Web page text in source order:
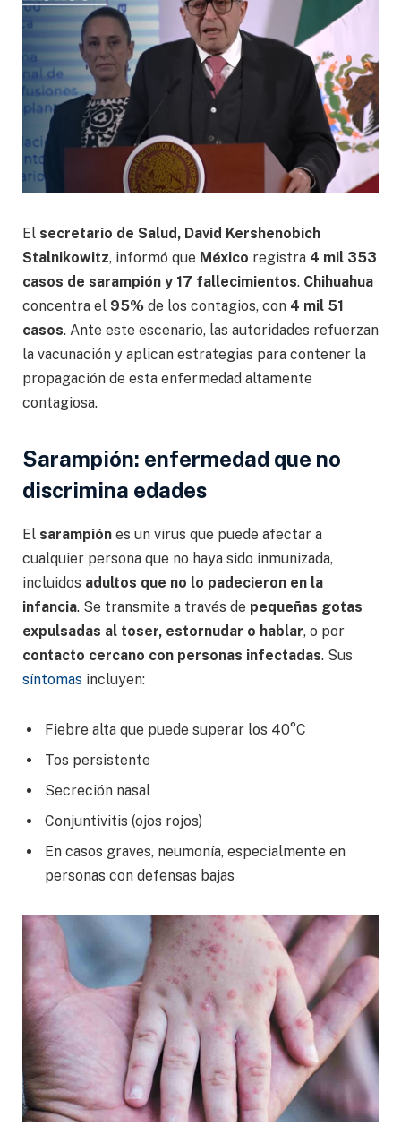
El secretario de Salud, David Kershenobich
Stalnikowitz, informó que México registra 4 mil 353
casos de sarampión y 17 fallecimientos. Chihuahua
concentra el 95% de los contagios, con 4 mil 51
casos. Ante este escenario, las autoridades refuerzan
la vacunación y aplican estrategias para contener la
propagación de esta enfermedad altamente
contagiosa.
Sarampión: enfermedad que no
discrimina edades
El sarampión es un virus que puede afectar a
cualquier persona que no haya sido inmunizada,
incluidos adultos que no lo padecieron en la
infancia. Se transmite a través de pequeñas gotas
expulsadas al toser, estornudar o hablar, o por
contacto cercano con personas infectadas. Sus
síntomas incluyen:
Fiebre alta que puede superar los 40°C
Tos persistente
Secreción nasal
Conjuntivitis (ojos rojos)
En casos graves, neumonía, especialmente en
personas con defensas bajas